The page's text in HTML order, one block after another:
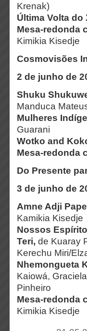
Krenak)
Última Volta do
Mesa-redonda
Kimikia Kisedje
Cosmovisões
2 de junho de
Shuku
Manduca
Mulheres
Guarani
Wotko and
Mesa-redonda
Do Presente
3 de junho de
Amne Adji
Kamikia Kisedje
Nossos
Teri, de Kuaray
Kerechu Miri/
Nhemongueta
Kaiowá,
Pinheiro
Mesa-redonda
Kimikia Kisedje